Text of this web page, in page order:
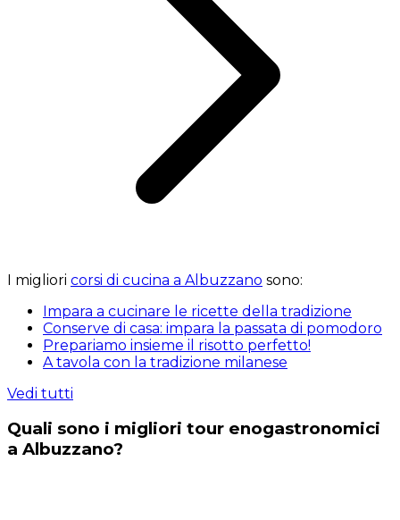
I migliori corsi di cucina a Albuzzano sono:
Impara a cucinare le ricette della tradizione
Conserve di casa: impara la passata di pomodoro
Prepariamo insieme il risotto perfetto!
A tavola con la tradizione milanese
Vedi tutti
Quali sono i migliori tour enogastronomici
a Albuzzano?